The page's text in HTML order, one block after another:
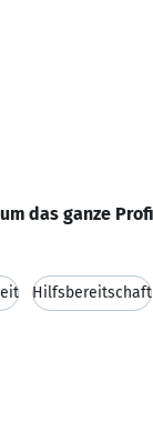
das ganze
Hilfsbereitschaft